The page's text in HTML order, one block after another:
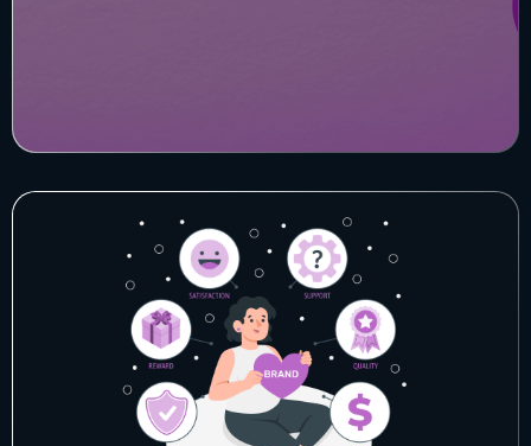
Заполнить
Контакты
8 800 505 34 99